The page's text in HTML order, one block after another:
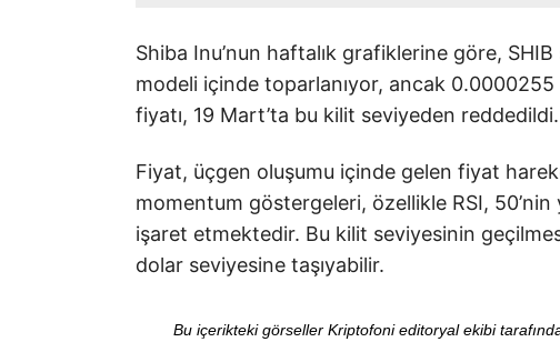
Shiba Inu’nun haftalık grafiklerine göre,
modeli içinde toparlanıyor, ancak 0.0000255
fiyatı, 19 Mart’ta bu kilit seviyeden reddedildi.
Fiyat, üçgen oluşumu içinde gelen fiyat
momentum göstergeleri, özellikle RSI,
işaret etmektedir. Bu kilit seviyesinin
dolar seviyesine taşıyabilir.
Bu içerikteki görseller Kriptofoni editoryal ekibi